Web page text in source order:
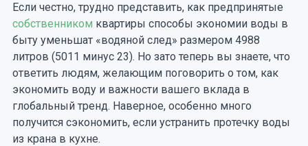
Если честно, трудно представить, как предпринятые
собственником квартиры способы экономии воды в
быту уменьшат «водяной след» размером 4988
литров (5011 минус 23). Но зато теперь вы знаете, что
ответить людям, желающим поговорить о том, как
экономить воду и важности вашего вклада в
глобальный тренд. Наверное, особенно много
получится сэкономить, если устранить протечку воды
из крана в кухне.